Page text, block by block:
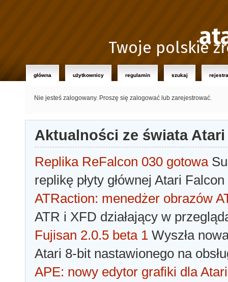
Twoje polskie
główna użytkownicy regulamin szukaj
Nie jesteś zalogowany. Proszę się zalogować lub zarejestrować.
Aktualności ze świata Atari
Replika ReFalcon 030 gotowa
replikę płyty głównej Atari
ATRaction: menedżer obrazów
ATR i XFD działający w
Fujisan 2.0.5 beta 1 Wyszła
Atari 8-bit nastawionego na
APE: nowy edytor grafiki dla Atari